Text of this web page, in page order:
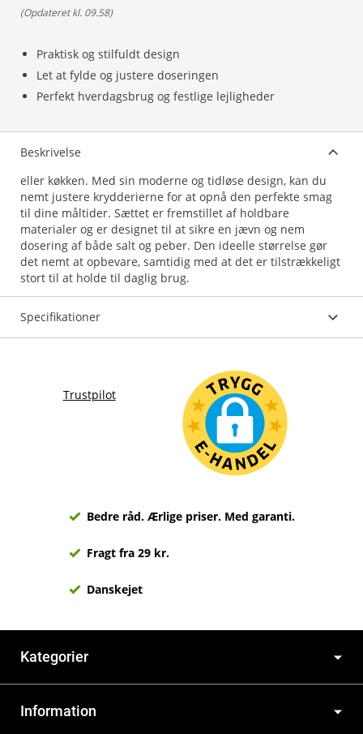
Praktisk og stilfuldt design
Let at fylde og justere doseringen
Perfekt hverdagsbrug og festlige lejligheder
(Opdateret kl. 09.58)
Beskrivelse
eller køkken. Med sin moderne og tidløse design, kan du
nemt justere krydderierne for at opnå den perfekte smag
til dine måltider. Sættet er fremstillet af holdbare
materialer og er designet til at sikre en jævn og nem
dosering af både salt og peber. Den ideelle størrelse gør
det nemt at opbevare, samtidig med at det er tilstrækkeligt
stort til at holde til daglig brug.
Specifikationer
Trustpilot
Bedre råd. Ærlige priser. Med garanti.
Fragt fra 29 kr.
Danskejet
Kategorier
Information